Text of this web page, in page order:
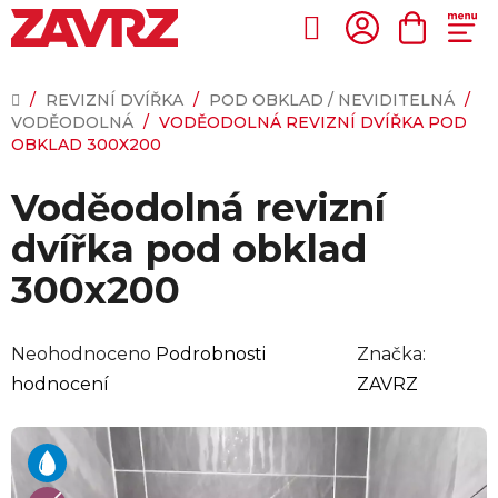
Přejít
na
Hledat
KOŠÍK
DOMŮ
/ REVIZNÍ DVÍŘKA / POD OBKLAD / NEVIDITELNÁ /
VODĚODOLNÁ / VODĚODOLNÁ REVIZNÍ DVÍŘKA POD
OBKLAD 300X200
Voděodolná revizní
dvířka pod obklad
300x200
Průměrné
hodnocení
0,0
Neohodnoceno Podrobnosti
hodnocení
Značka:
ZAVRZ